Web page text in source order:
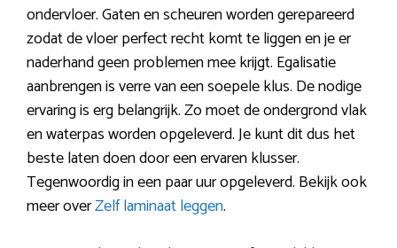
ondervloer. Gaten en scheuren worden gerepareerd
zodat de vloer perfect recht komt te liggen en je er
naderhand geen problemen mee krijgt. Egalisatie
aanbrengen is verre van een soepele klus. De nodige
ervaring is erg belangrijk. Zo moet de ondergrond vlak
en waterpas worden opgeleverd. Je kunt dit dus het
beste laten doen door een ervaren klusser.
Tegenwoordig in een paar uur opgeleverd. Bekijk ook
meer overZelf laminaat leggen.